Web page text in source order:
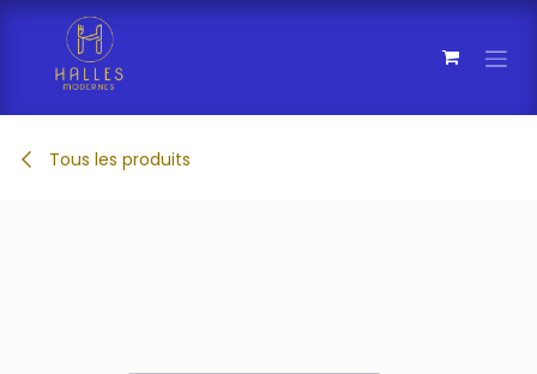
Se rendre au contenu
Tous les produits